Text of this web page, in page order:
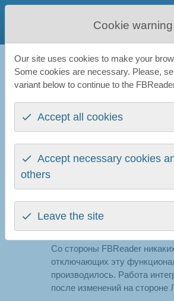
Favourite Book Reader
FBReader All news
Important
LitRes users
Important information for
LitRes users
16th May 2026
Интеграция ЛитРес в
работает.
Со стороны FBReader
отключающих эту
производилось. Работа
после изменений на стороне
Cookie warning
Our site uses cookies to make your
Some cookies are necessary. Please,
variant below to continue to the
Accept all cookies
Accept necessary cookies
others
Leave the site